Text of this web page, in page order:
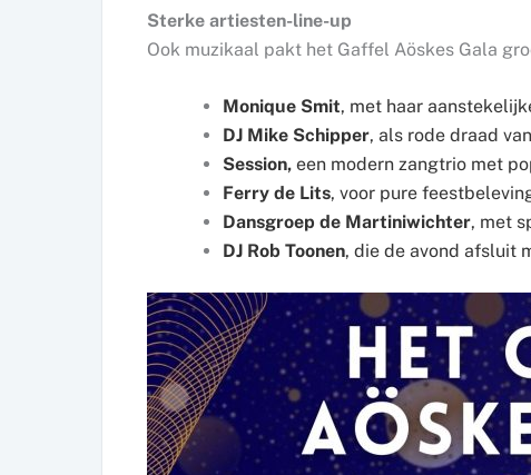
Sterke artiesten-line-up
Ook muzikaal pakt het Gaffel Aöskes Gala
Monique Smit, met haar
DJ Mike Schipper, als rode draad
Session, een modern zangtrio met
Ferry de Lits, voor pure
Dansgroep de Martiniwichter, met
DJ Rob Toonen, die de avond afsluit